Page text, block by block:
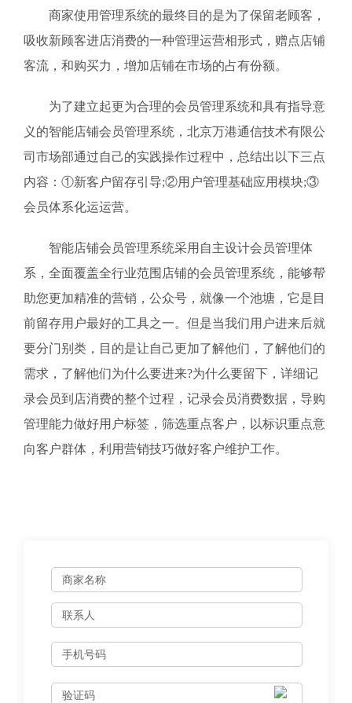
商家使用管理系统的最终目的是为了保留老顾客，
吸收新顾客进店消费的一种管理运营相形式，赠点店铺
客流，和购买力，增加店铺在市场的占有份额。
为了建立起更为合理的会员管理系统和具有指导意
义的智能店铺会员管理系统，北京万港通信技术有限公
司市场部通过自己的实践操作过程中，总结出以下三点
内容：①新客户留存引导;②用户管理基础应用模块;③
会员体系化运运营。
智能店铺会员管理系统采用自主设计会员管理体
系，全面覆盖全行业范围店铺的会员管理系统，能够帮
助您更加精准的营销，公众号，就像一个池塘，它是目
前留存用户最好的工具之一。但是当我们用户进来后就
要分门别类，目的是让自己更加了解他们，了解他们的
需求，了解他们为什么要进来?为什么要留下，详细记
录会员到店消费的整个过程，记录会员消费数据，导购
管理能力做好用户标签，筛选重点客户，以标识重点意
向客户群体，利用营销技巧做好客户维护工作。